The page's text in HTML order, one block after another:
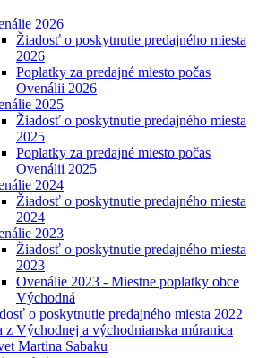
2026
Žiadosť o poskytnutie predajného miesta
2026
Poplatky za predajné miesto počas
Ovenálii 2026
2025
Žiadosť o poskytnutie predajného miesta
2025
Poplatky za predajné miesto počas
Ovenálii 2025
2024
Žiadosť o poskytnutie predajného miesta
2024
2023
Žiadosť o poskytnutie predajného miesta
2023
Ovenálie 2023 - Miestne poplatky obce
Východná
o poskytnutie predajného miesta 2022
z Východnej a východnianska múranica
Martina Sabaku